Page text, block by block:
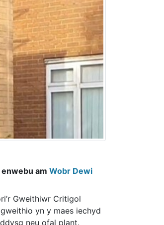
am Wobr Dewi
Gweithiwr Critigol
yn y maes iechyd
neu ofal plant.